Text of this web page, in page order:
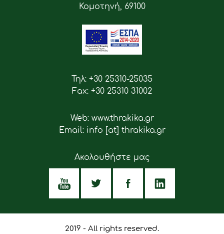
Κομοτηνή, 69100
Τηλ: +30 25310-25035
Fax: +30 25310 31002
Web: www.thrakika.gr
Email: info [at] thrakika.gr
Ακολουθήστε μας
2019 - All rights reserved.